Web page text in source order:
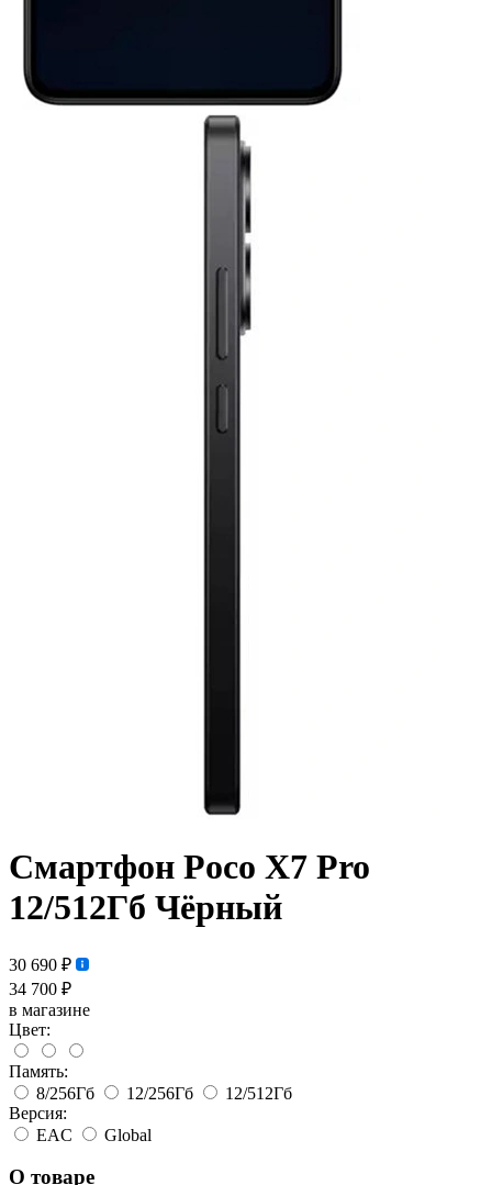
Смартфон Poco X7 Pro
12/512Гб Чёрный
30 690 ₽
34 700 ₽
в магазине
Цвет:
Память:
8/256Гб
12/256Гб
12/512Гб
Версия:
EAC
Global
О товаре